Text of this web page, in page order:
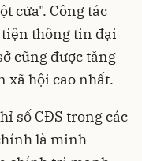
cửa". Công tác
thông tin đại
cũng được tăng
xã hội cao nhất.
số CĐS trong các
là minh